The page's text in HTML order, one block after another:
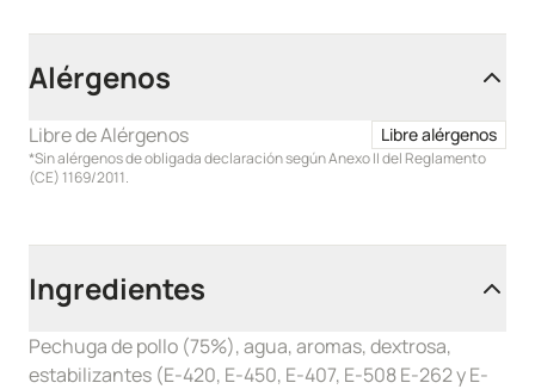
Alérgenos
Libre de Alérgenos Libre alérgenos
*Sin alérgenos de obligada declaración según Anexo II del Reglamento
(CE) 1169/2011.
Ingredientes
Pechuga de pollo (75%), agua, aromas, dextrosa,
estabilizantes (E-420, E-450, E-407, E-508 E-262 y E-